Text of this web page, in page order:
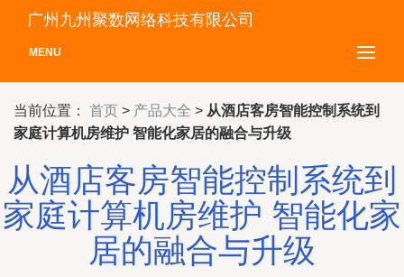
广州九州聚数网络科技有限公司
MENU
当前位置： 首页 > 产品大全 > 从酒店客房智能控制系统到
家庭计算机房维护 智能化家居的融合与升级
从酒店客房智能控制系统到
家庭计算机房维护 智能化家
居的融合与升级